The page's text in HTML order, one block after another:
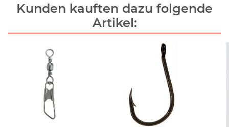
Kunden kauften dazu folgende
Artikel: